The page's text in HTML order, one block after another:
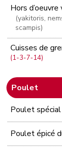
Hors
(yakitoris,
scampis)
Cuisses de
(1-3-7-14)
Poulet
Poulet
Poulet épicé